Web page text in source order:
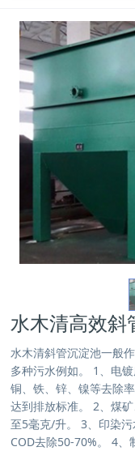
水木清高效斜
水木清斜管沉淀池一般
多种污水例如。 1、电
铜、铁、锌、镍等去除
达到排放标准。 2、煤
至5毫克/升。 3、印染
COD去除50-70%。 4、